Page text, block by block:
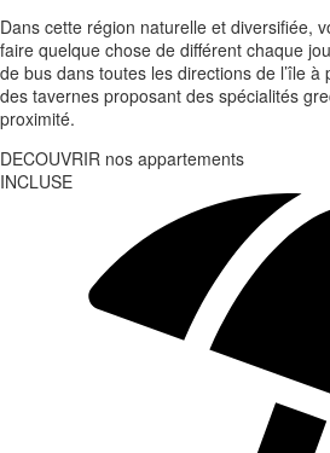
Dans cette région naturelle et diversifiée,
faire quelque chose de différent chaque
de bus dans toutes les directions de l’île à
des tavernes proposant des spécialités
proximité.
DECOUVRIR nos appartements
INCLUSE